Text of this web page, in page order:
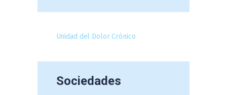
Unidad del Dolor Crónico
Sociedades